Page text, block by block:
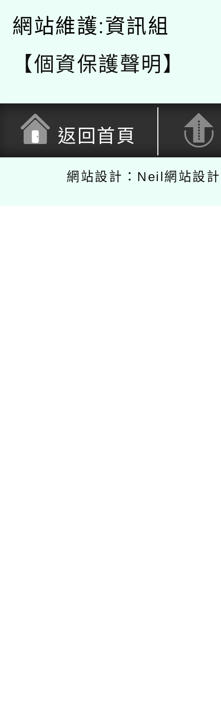
網站維護:資訊組
【個資保護聲明】
返回首頁
網站設計：Neil網站設